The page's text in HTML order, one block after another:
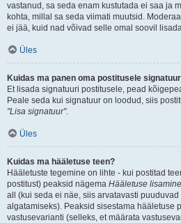
vastanud, sa seda enam kustutada ei saa ja
kohta, millal sa seda viimati muutsid.
ei jää, kuid nad võivad selle omal soovil
Üles
Kuidas ma panen oma postitusele
Et lisada signatuuri postitusele, pead
Peale seda kui signatuur on loodud, siis
"Lisa signatuur".
Üles
Kuidas ma hääletuse teen?
Hääletuste tegemine on lihte - kui postitad
postitust) peaksid nägema Hääletuse lisamine
all (kui seda ei näe, siis arvatavasti
algatamiseks). Peaksid sisestama hääletuse
vastusevarianti (selleks, et määrata